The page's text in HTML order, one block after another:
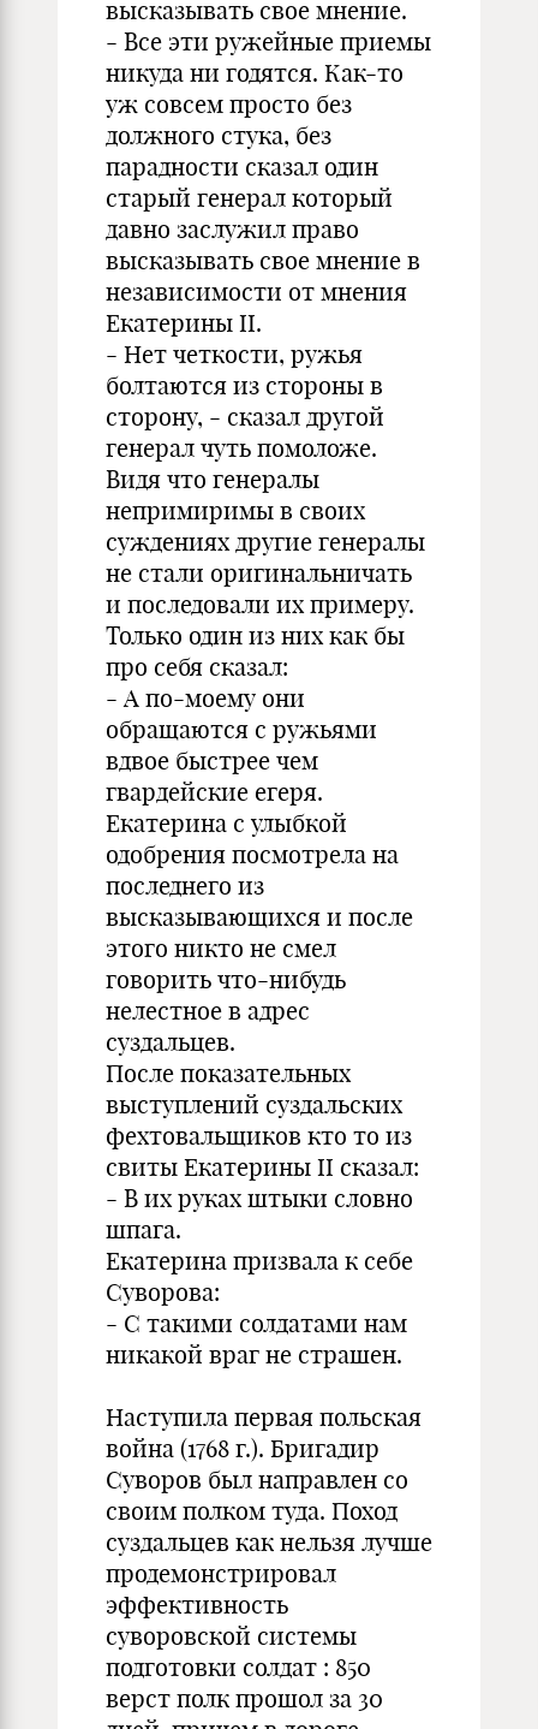
высказывать свое мнение.
- Все эти ружейные приемы
никуда ни годятся. Как-то
уж совсем просто без
должного стука, без
парадности сказал один
старый генерал который
давно заслужил право
высказывать свое мнение в
независимости от мнения
Екатерины II.
- Нет четкости, ружья
болтаются из стороны в
сторону, - сказал другой
генерал чуть помоложе.
Видя что генералы
непримиримы в своих
суждениях другие генералы
не стали оригинальничать
и последовали их примеру.
Только один из них как бы
про себя сказал:
- А по-моему они
обращаются с ружьями
вдвое быстрее чем
гвардейские егеря.
Екатерина с улыбкой
одобрения посмотрела на
последнего из
высказывающихся и после
этого никто не смел
говорить что-нибудь
нелестное в адрес
суздальцев.
После показательных
выступлений суздальских
фехтовальщиков кто то из
свиты Екатерины II сказал:
- В их руках штыки словно
шпага.
Екатерина призвала к себе
Суворова:
- С такими солдатами нам
никакой враг не страшен.
Наступила первая польская
война (1768 г.). Бригадир
Суворов был направлен со
своим полком туда. Поход
суздальцев как нельзя лучше
продемонстрировал
эффективность
суворовской системы
подготовки солдат : 850
верст полк прошол за 30